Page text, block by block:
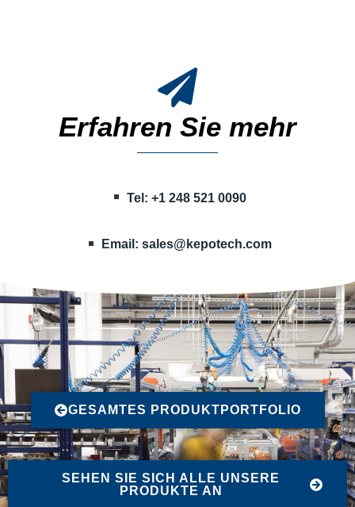
Erfahren Sie mehr
Tel: +1 248 521 0090
Email: sales@kepotech.com
GESAMTES PRODUKTPORTFOLIO
SEHEN SIE SICH ALLE UNSERE
PRODUKTE AN